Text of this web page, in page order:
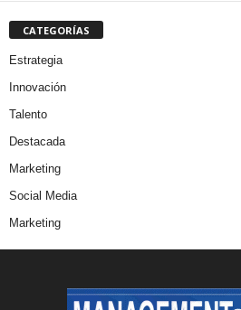
CATEGORÍAS
Estrategia
Innovación
Talento
Destacada
Marketing
Social Media
Marketing